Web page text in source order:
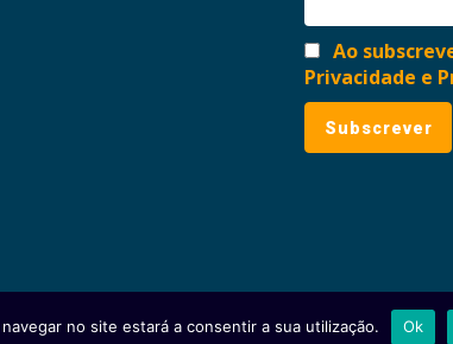
Ao
Privacidade e
Ficha Técnica Estatuto Editorial Política de
no site estará a consentir a sua utilização. Ok